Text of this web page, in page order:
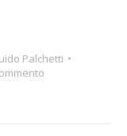
Palchetti